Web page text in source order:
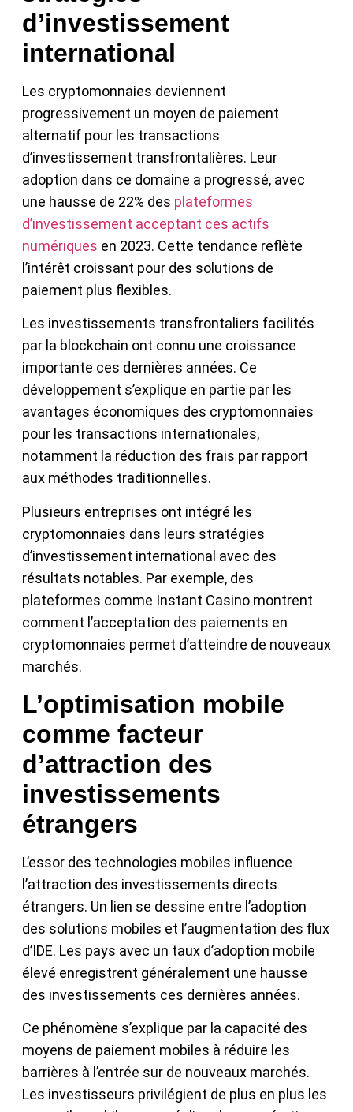
d’investissement
international
Les cryptomonnaies deviennent
progressivement un moyen de paiement
alternatif pour les transactions
d’investissement transfrontalières. Leur
adoption dans ce domaine a progressé, avec
une hausse de 22% des plateformes
d’investissement acceptant ces actifs
numériques en 2023. Cette tendance reflète
l’intérêt croissant pour des solutions de
paiement plus flexibles.
Les investissements transfrontaliers facilités
par la blockchain ont connu une croissance
importante ces dernières années. Ce
développement s’explique en partie par les
avantages économiques des cryptomonnaies
pour les transactions internationales,
notamment la réduction des frais par rapport
aux méthodes traditionnelles.
Plusieurs entreprises ont intégré les
cryptomonnaies dans leurs stratégies
d’investissement international avec des
résultats notables. Par exemple, des
plateformes comme Instant Casino montrent
comment l’acceptation des paiements en
cryptomonnaies permet d’atteindre de nouveaux
marchés.
L’optimisation mobile
comme facteur
d’attraction des
investissements
étrangers
L’essor des technologies mobiles influence
l’attraction des investissements directs
étrangers. Un lien se dessine entre l’adoption
des solutions mobiles et l’augmentation des flux
d’IDE. Les pays avec un taux d’adoption mobile
élevé enregistrent généralement une hausse
des investissements ces dernières années.
Ce phénomène s’explique par la capacité des
moyens de paiement mobiles à réduire les
barrières à l’entrée sur de nouveaux marchés.
Les investisseurs privilégient de plus en plus les